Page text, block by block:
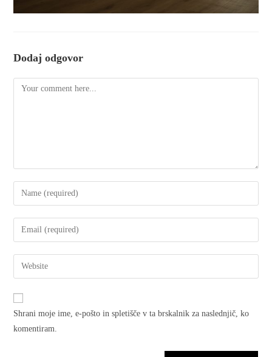
Dodaj odgovor
Shrani moje ime, e-pošto in spletišče v ta brskalnik za naslednjič, ko
komentiram.